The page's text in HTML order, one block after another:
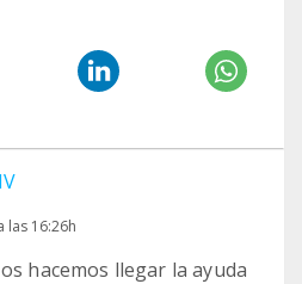
las 16:26h
hacemos llegar la ayuda